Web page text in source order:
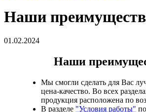
Наши
01.02.2024
Наши
Мы смогли сделать для Вас
цена-качество. Во всех
продукция расположена по
В разделе "Условия работы"